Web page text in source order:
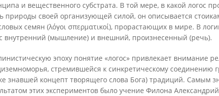
и вещественного субстрата. В той мере, в какой логос
природы своей организующей силой, он описывается
семян (λόγοι σπερματικοί), прорастающих в мире. В
внутренний (мышление) и внешний, произнесенный (речь).
эпоху понятие «логос» привлекает внимание
стремившейся к синкретическому соединению
знавшей концепт творящего слова Бога) традиций. Самым
этих экспериментов было учение Филона